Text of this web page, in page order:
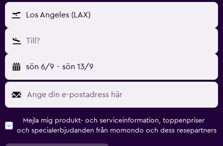
Los Angeles (LAX)
Till?
sön 6/9 - sön 13/9
Mejla mig produkt- och serviceinformation, toppenpriser
och specialerbjudanden från momondo och dess resepartners